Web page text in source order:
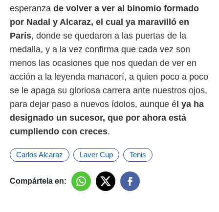
uso de
con el
mediante
publicidad
de
esperanza de volver a ver al binomio formado
por Nadal y Alcaraz, el cual ya maravilló en
París, donde se quedaron a las puertas de la
medalla, y a la vez confirma que cada vez son
menos las ocasiones que nos quedan de ver en
acción a la leyenda manacorí, a quien poco a poco
se le apaga su gloriosa carrera ante nuestros ojos,
para dejar paso a nuevos ídolos, aunque é l ya ha
designado un sucesor, que por ahora está
cumpliendo con creces.
Carlos Alcaraz Laver Cup Tenis
Compártela en: